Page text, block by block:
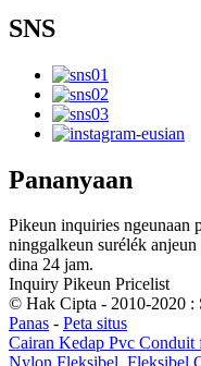
SNS
Pananyaan
Pikeun inquiries ngeunaan
ninggalkeun surélék
dina 24 jam.
Inquiry Pikeun Pricelist
© Hak Cipta - 2010-2020 :
Panas - Peta situs
Cairan Kedap Pvc Conduit